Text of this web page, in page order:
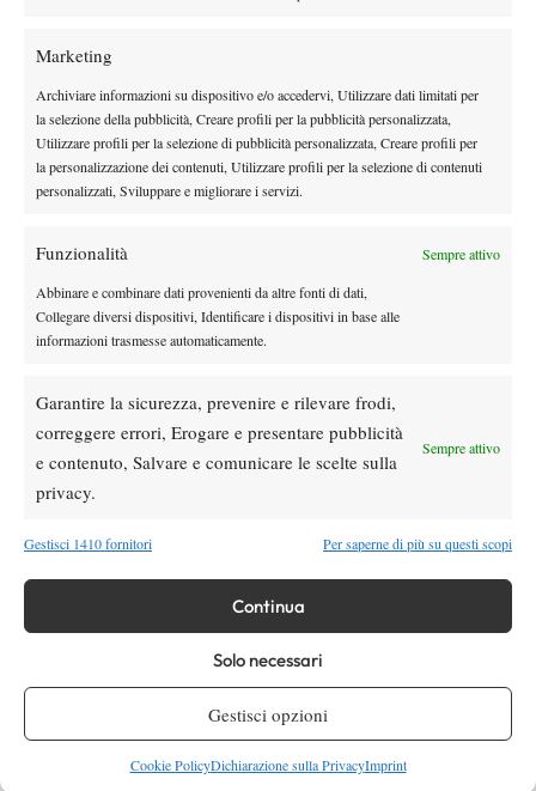
Marketing
Archiviare informazioni su dispositivo e/o accedervi, Utilizzare dati limitati per
la selezione della pubblicità, Creare profili per la pubblicità personalizzata,
Utilizzare profili per la selezione di pubblicità personalizzata, Creare profili per
la personalizzazione dei contenuti, Utilizzare profili per la selezione di contenuti
personalizzati, Sviluppare e migliorare i servizi.
Funzionalità Sempre attivo
Abbinare e combinare dati provenienti da altre fonti di dati,
Collegare diversi dispositivi, Identificare i dispositivi in base alle
informazioni trasmesse automaticamente.
Garantire la sicurezza, prevenire e rilevare frodi,
correggere errori, Erogare e presentare pubblicità
e contenuto, Salvare e comunicare le scelte sulla
privacy.
Sempre attivo
Gestisci 1410 fornitori Per saperne di più su questi scopi
Continua
Solo necessari
Gestisci opzioni
Cookie PolicyDichiarazione sulla PrivacyImprint
Tennis in TV
Masters 1000 Cincinnati 2026: a che ora e
dove vedere il sorteggio del tabellone
Rusedski sul futuro di Alcaraz: “Non
giocherà lo US Open, forse non lo vedremo
più nel 2026”
manca ancora la costanza, fa male rivivere
sempre le stesse sensazioni”
Facebook
X
Instagram